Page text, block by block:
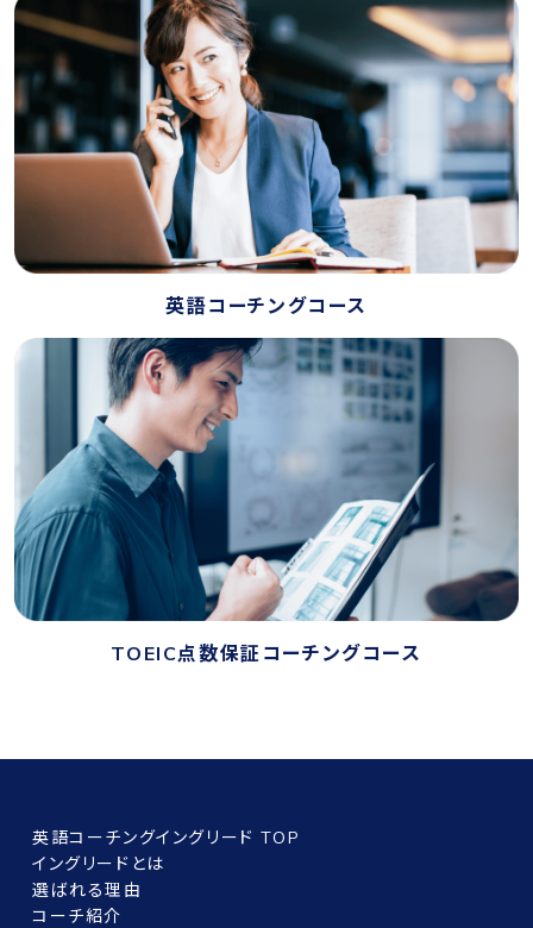
英語コーチングコース
TOEIC点数保証コーチングコース
英語コーチングイングリード TOP
イングリードとは
選ばれる理由
コーチ紹介